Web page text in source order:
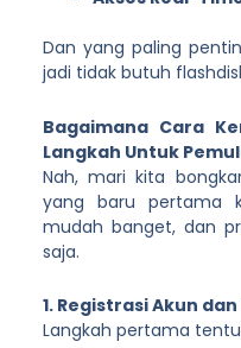
Dan yang paling
jadi tidak butuh
Bagaimana Cara
Langkah Untuk
Nah, mari kita
yang baru pertama
mudah banget, dan
saja.
1. Registrasi Akun dan
Langkah pertama